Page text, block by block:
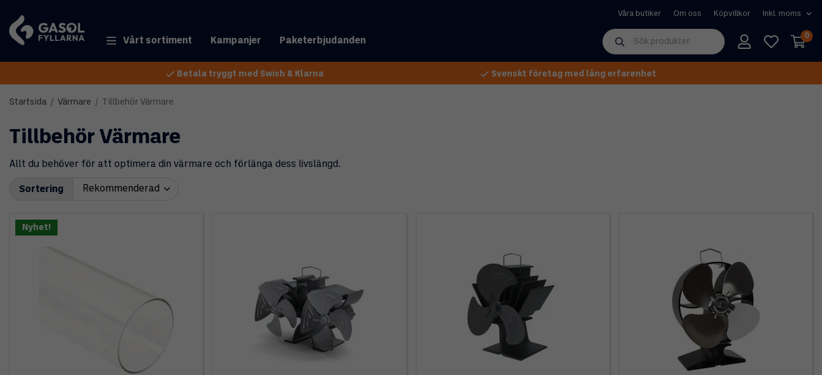
Vårt sortiment Kampanjer Paketerbjudanden
Våra butiker Om oss Köpvillkor
0
Betala tryggt med Swish & Klarna Svenskt företag med lång erfarenhet
Startsida / Värmare / Tillbehör Värmare
Tillbehör Värmare
Allt du behöver för att optimera din värmare och förlänga dess livslängd.
Sortering
Nyhet!